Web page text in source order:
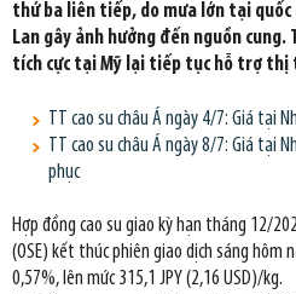
thứ ba liên tiếp, do mưa lớn tại
Lan gây ảnh hưởng đến nguồn
tích cực tại Mỹ lại tiếp tục hỗ trợ thị
TT cao su châu Á ngày 4/7: Giá tại
TT cao su châu Á ngày 8/7: Giá tại
phục
Hợp đồng cao su giao kỳ hạn tháng 12/
(OSE) kết thúc phiên giao dịch sáng hôm
0,57%, lên mức 315,1 JPY (2,16 USD)/kg.